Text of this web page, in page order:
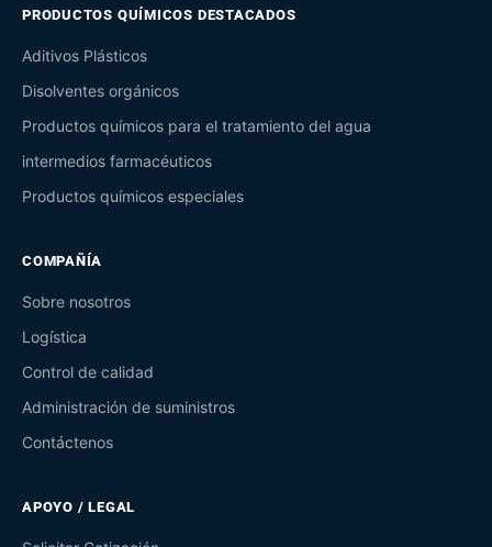
PRODUCTOS QUÍMICOS DESTACADOS
Aditivos Plásticos
Disolventes orgánicos
Productos químicos para el tratamiento del agua
intermedios farmacéuticos
Productos químicos especiales
COMPAÑÍA
Sobre nosotros
Logística
Control de calidad
Administración de suministros
Contáctenos
APOYO / LEGAL